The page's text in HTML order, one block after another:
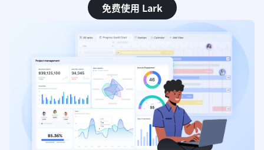
免费使用 Lark